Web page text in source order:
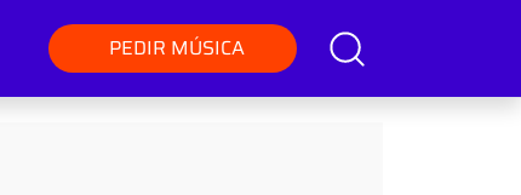
PEDIR MÚSICA